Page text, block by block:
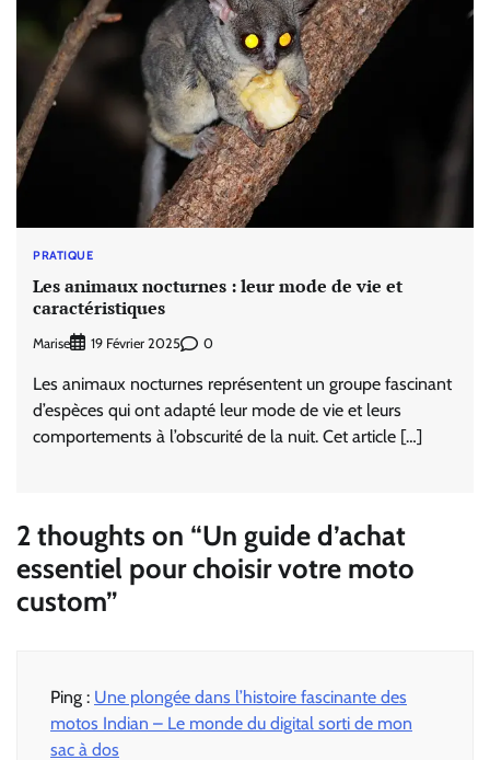
PRATIQUE
Les animaux nocturnes : leur mode de vie et
caractéristiques
Marise 19 Février 2025 0
Les animaux nocturnes représentent un groupe fascinant
d’espèces qui ont adapté leur mode de vie et leurs
comportements à l’obscurité de la nuit. Cet article […]
2 thoughts on “Un guide d’achat
essentiel pour choisir votre moto
custom”
Ping : Une plongée dans l’histoire fascinante des
motos Indian – Le monde du digital sorti de mon
sac à dos